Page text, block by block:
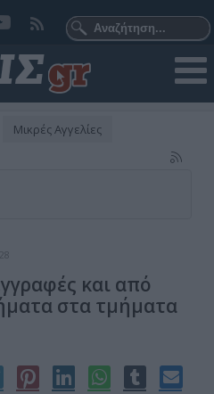
Μικρές Αγγελίες
και από
στα τμήματα